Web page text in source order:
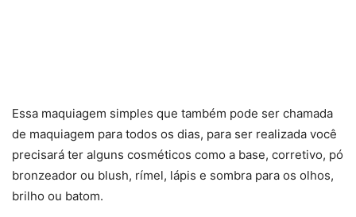
Essa maquiagem simples que também pode ser chamada
de maquiagem para todos os dias, para ser realizada você
precisará ter alguns cosméticos como a base, corretivo, pó
bronzeador ou blush, rímel, lápis e sombra para os olhos,
brilho ou batom.